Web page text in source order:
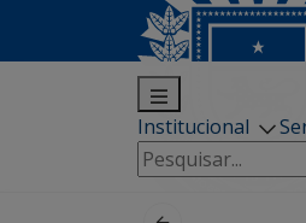
Institucional
Pesquisar
por: